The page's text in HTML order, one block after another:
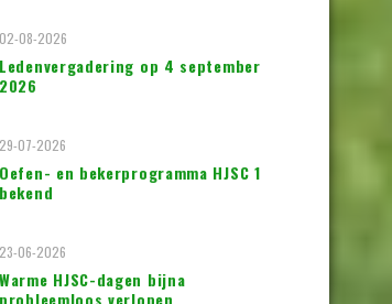
Ledenvergadering op 4 september
2026
02-08-2026
Oefen- en bekerprogramma HJSC 1
bekend
29-07-2026
Warme HJSC-dagen bijna
probleemloos verlopen
23-06-2026